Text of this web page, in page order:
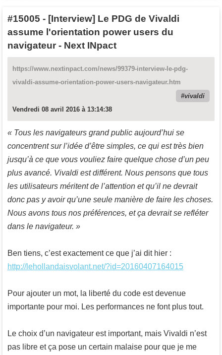
#15005 - [Interview] Le PDG de Vivaldi
assume l'orientation power users du
navigateur - Next INpact
https://www.nextinpact.com/news/99379-interview-le-pdg-
vivaldi-assume-orientation-power-users-navigateur.htm
vivaldi
Vendredi 08 avril 2016 à 13:14:38
« Tous les navigateurs grand public aujourd’hui se
concentrent sur l’idée d’être simples, ce qui est très bien
jusqu’à ce que vous vouliez faire quelque chose d’un peu
plus avancé. Vivaldi est différent. Nous pensons que tous
les utilisateurs méritent de l’attention et qu’il ne devrait
donc pas y avoir qu’une seule manière de faire les choses.
Nous avons tous nos préférences, et ça devrait se refléter
dans le navigateur. »
Ben tiens, c’est exactement ce que j’ai dit hier :
http://lehollandaisvolant.net/?id=20160407164015
Pour ajouter un mot, la liberté du code est devenue
importante pour moi. Les performances ne font plus tout.
Le choix d’un navigateur est important, mais Vivaldi n’est
pas libre et ça pose un certain malaise pour que je me